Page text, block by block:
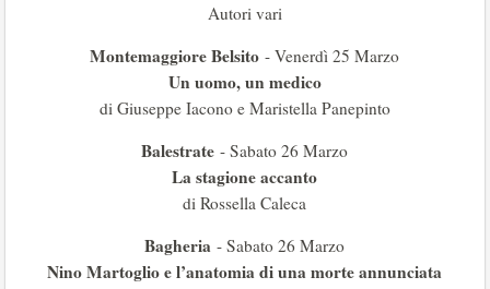
Autori vari
Montemaggiore Belsito - Venerdì 25 Marzo
Un uomo, un medico
di Giuseppe Iacono e Maristella Panepinto
Balestrate - Sabato 26 Marzo
La stagione accanto
di Rossella Caleca
Bagheria - Sabato 26 Marzo
Nino Martoglio e l’anatomia di una morte annunciata